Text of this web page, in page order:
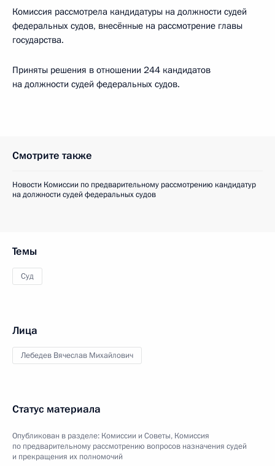
Комиссия рассмотрела кандидатуры на должности судей
федеральных судов, внесённые на рассмотрение главы
государства.
Приняты решения в отношении 244 кандидатов
на должности судей федеральных судов.
Смотрите также
Новости Комиссии по предварительному рассмотрению кандидатур
на должности судей федеральных судов
Темы
Суд
Лица
Лебедев Вячеслав Михайлович
Статус материала
Опубликован в разделе: Комиссии и Советы, Комиссия
по предварительному рассмотрению вопросов назначения судей
и прекращения их полномочий